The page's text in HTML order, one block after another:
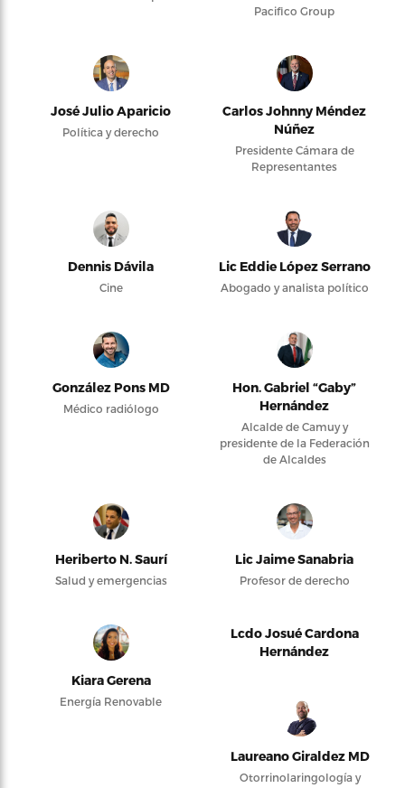
Pacifico Group
José Julio Aparicio
Política y derecho
Carlos Johnny Méndez
Núñez
Presidente Cámara de
Representantes
Dennis Dávila
Cine
Lic Eddie López Serrano
Abogado y analista político
González Pons MD
Médico radiólogo
Hon. Gabriel “Gaby”
Hernández
Alcalde de Camuy y
presidente de la Federación
de Alcaldes
Heriberto N. Saurí
Salud y emergencias
Lic Jaime Sanabria
Profesor de derecho
Kiara Gerena
Energía Renovable
Lcdo Josué Cardona
Hernández
Laureano Giraldez MD
Otorrinolaringología y